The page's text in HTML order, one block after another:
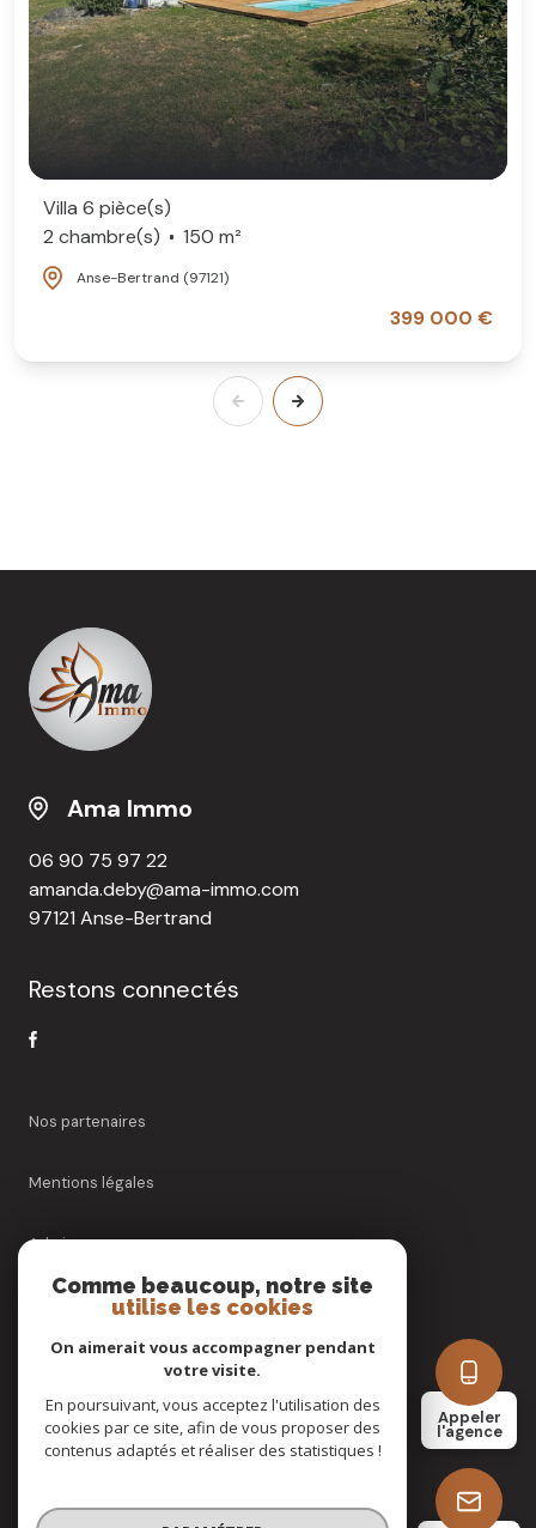
Appeler
l'agence
Villa 6 pièce(s)
2 chambre(s)
150 m²
Anse-Bertrand (97121)
399 000 €
Ama Immo
06 90 75 97 22
amanda.deby@ama-immo.com
97121 Anse-Bertrand
Restons connectés
Nos partenaires
Mentions légales
Admin
Nos honoraires
Cookies
© 2026 | Tous droits réservés
Comme beaucoup, notre site
utilise les cookies
On aimerait vous accompagner pendant
votre visite.
En poursuivant, vous acceptez l'utilisation des
cookies par ce site, afin de vous proposer des
contenus adaptés et réaliser des statistiques !